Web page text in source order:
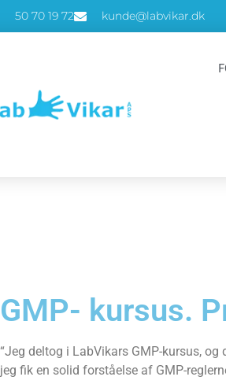
50 70 19 72 kunde@labvikar.dk
GMP- kursus.
“Jeg deltog i LabVikars GMP-kursus,
jeg fik en solid forståelse af GMP-